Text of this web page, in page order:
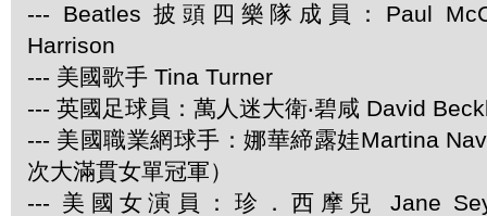
--- Beatles 披頭四樂隊成員：Paul
Harrison
--- 美國歌手 Tina Turner
--- 英國足球員：萬人迷大衛‧碧咸 David
--- 美國職業網球手：娜華締露娃Martina
次大滿貫女單冠軍）
--- 美國女演員：珍．西摩兒 Jane